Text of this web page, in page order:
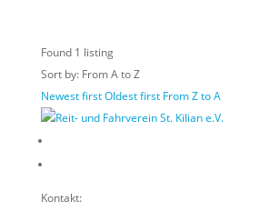
Found 1 listing
Sort by: From A to Z
Newest firstOldest first From Z to A
Kontakt: